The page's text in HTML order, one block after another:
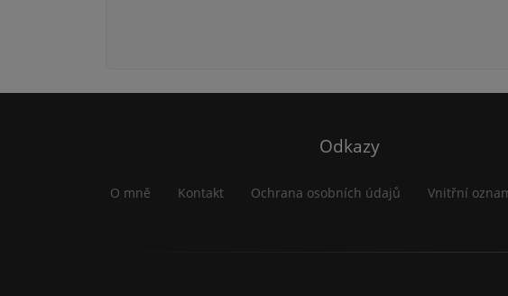
Odkazy
O mně Kontakt Ochrana osobních údajů Vnitřní